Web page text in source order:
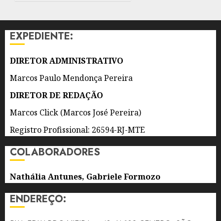
AGOSTO
DE 2026
0
EXPEDIENTE:
DIRETOR ADMINISTRATIVO
Marcos Paulo Mendonça Pereira
DIRETOR DE REDAÇÃO
Marcos Click (Marcos José Pereira)
Registro Profissional: 26594-RJ-MTE
COLABORADORES
Nathália Antunes, Gabriele Formozo
ENDEREÇO: